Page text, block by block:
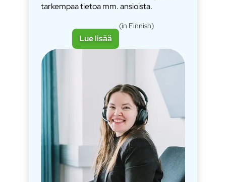
tarkempaa tietoa mm. ansioista.
Lue lisää
(in Finnish)